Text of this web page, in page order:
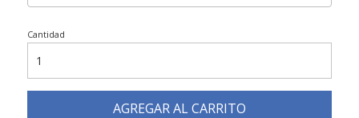
Cantidad
AGREGAR AL CARRITO